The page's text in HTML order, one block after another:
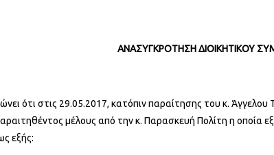
ΑΝΑΣΥΓΚΡΟΤΗΣΗ ΔΙΟΙΚΗΤΙΚΟΥ
ότι στις 29.05.2017, κατόπιν παραίτησης του κ.
μέλους από την κ. Παρασκευή Πολίτη η οποία
εξής: